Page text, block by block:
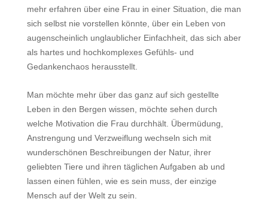
mehr erfahren über eine Frau in einer Situation, die man
sich selbst nie vorstellen könnte, über ein Leben von
augenscheinlich unglaublicher Einfachheit, das sich aber
als hartes und hochkomplexes Gefühls- und
Gedankenchaos herausstellt.
Man möchte mehr über das ganz auf sich gestellte
Leben in den Bergen wissen, möchte sehen durch
welche Motivation die Frau durchhält. Übermüdung,
Anstrengung und Verzweiflung wechseln sich mit
wunderschönen Beschreibungen der Natur, ihrer
geliebten Tiere und ihren täglichen Aufgaben ab und
lassen einen fühlen, wie es sein muss, der einzige
Mensch auf der Welt zu sein.